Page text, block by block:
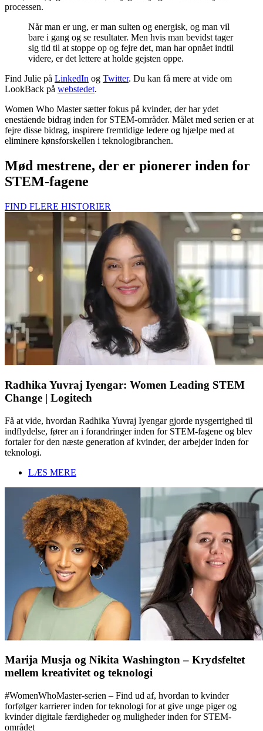
processen.
Når man er ung, er man sulten og energisk, og man vil
bare i gang og se resultater. Men hvis man bevidst tager
sig tid til at stoppe op og fejre det, man har opnået indtil
videre, er det lettere at holde gejsten oppe.
Find Julie på LinkedIn og Twitter. Du kan få mere at vide om
LookBack på webstedet.
Women Who Master sætter fokus på kvinder, der har ydet
enestående bidrag inden for STEM-områder. Målet med serien er at
fejre disse bidrag, inspirere fremtidige ledere og hjælpe med at
eliminere kønsforskellen i teknologibranchen.
Mød mestrene, der er pionerer inden for
STEM-fagene
FIND FLERE HISTORIER
Radhika Yuvraj Iyengar: Women Leading STEM
Change | Logitech
Få at vide, hvordan Radhika Yuvraj Iyengar gjorde nysgerrighed til
indflydelse, fører an i forandringer inden for STEM-fagene og blev
fortaler for den næste generation af kvinder, der arbejder inden for
teknologi.
LÆS MERE
Marija Musja og Nikita Washington – Krydsfeltet
mellem kreativitet og teknologi
#WomenWhoMaster-serien – Find ud af, hvordan to kvinder
forfølger karrierer inden for teknologi for at give unge piger og
kvinder digitale færdigheder og muligheder inden for STEM-
området